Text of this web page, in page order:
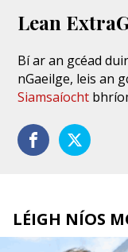
Lean
Bí ar an gcéad
nGaeilge, leis an
Siamsaíocht
LÉIGH NÍOS